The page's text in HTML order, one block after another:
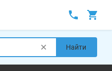
Найти